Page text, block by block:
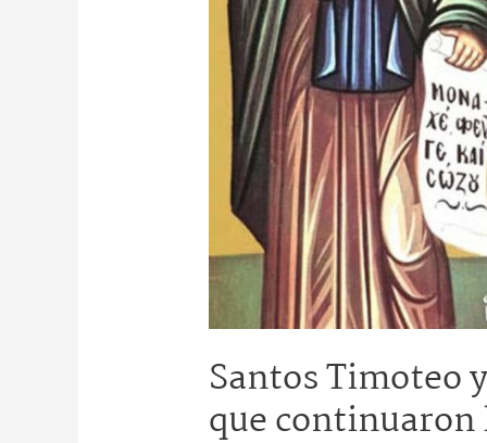
Santos Timoteo
que continuaron